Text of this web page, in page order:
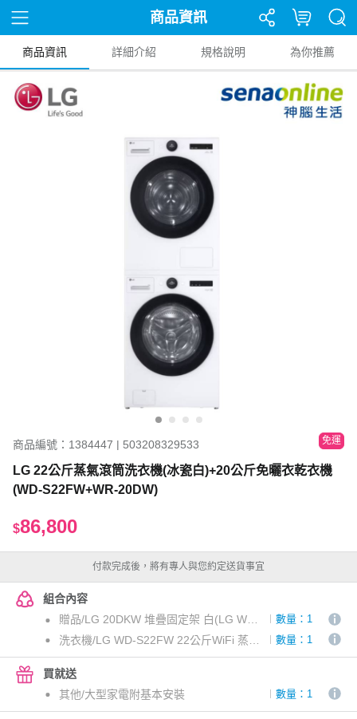
商品資訊
商品資訊 詳細介紹 規格說明 為你推薦
商品編號：1384447 | 503208329533 免運
LG 22公斤蒸氣滾筒洗衣機(冰瓷白)+20公斤免曬衣乾衣機
(WD-S22FW+WR-20DW)
$86,800
付款完成後，將有專人與您約定送貨事宜
組合內容
贈品/LG 20DKW 堆疊固定架 白(LG WR-20DW免曬衣機專用)
數量：1
數量：1
買就送
其他/大型家電附基本安裝
數量：1